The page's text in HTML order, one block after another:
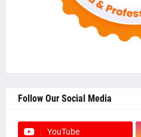
Follow Our Social Media
YouTube